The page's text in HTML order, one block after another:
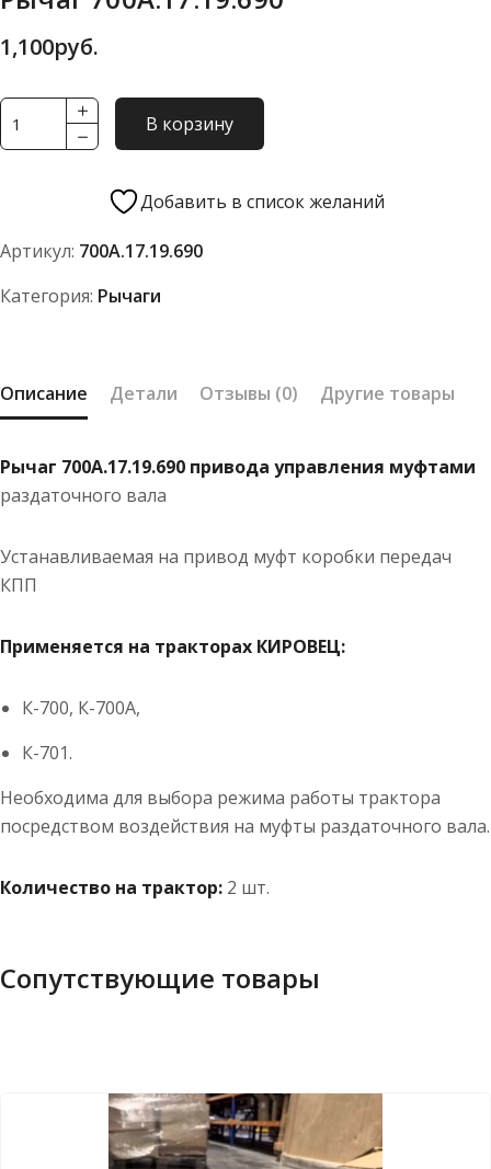
1,100руб.
Количество
товара
700А.17.19.690
В корзину
Добавить в список желаний
Артикул: 700А.17.19.690
Категория: Рычаги
Описание Детали Отзывы (0) Другие товары
Рычаг 700А.17.19.690 привода управления муфтами
раздаточного вала
Устанавливаемая на привод муфт коробки передач
КПП
Применяется на тракторах КИРОВЕЦ:
К-700, К-700А,
К-701.
Необходима для выбора режима работы трактора
посредством воздействия на муфты раздаточного вала.
Количество на трактор: 2 шт.
Сопутствующие товары